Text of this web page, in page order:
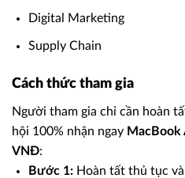
Digital Marketing
Supply Chain
Cách thức tham gia
Người tham gia chỉ cần hoàn
hội 100% nhận ngay MacBook
VNĐ:
Bước 1: Hoàn tất thủ tục